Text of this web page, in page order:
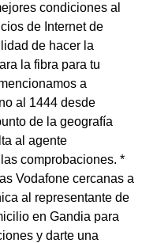
condiciones al
de Internet de
de hacer la
la fibra para tu
a
al 1444 desde
de la geografía
al agente
comprobaciones. *
Vodafone cercanas a
al representante de
en Gandia para
y darte una